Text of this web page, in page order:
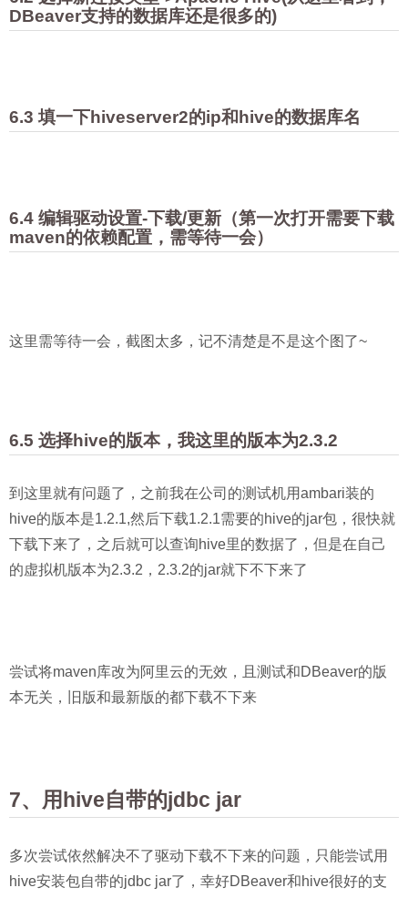
DBeaver支持的数据库还是很多的)
6.3 填一下hiveserver2的ip和hive的数据库名
6.4 编辑驱动设置-下载/更新（第一次打开需要下载
maven的依赖配置，需等待一会）
这里需等待一会，截图太多，记不清楚是不是这个图了~
6.5 选择hive的版本，我这里的版本为2.3.2
到这里就有问题了，之前我在公司的测试机用ambari装的
hive的版本是1.2.1,然后下载1.2.1需要的hive的jar包，很快就
下载下来了，之后就可以查询hive里的数据了，但是在自己
的虚拟机版本为2.3.2，2.3.2的jar就下不下来了
尝试将maven库改为阿里云的无效，且测试和DBeaver的版
本无关，旧版和最新版的都下载不下来
7、用hive自带的jdbc jar
多次尝试依然解决不了驱动下载不下来的问题，只能尝试用
hive安装包自带的jdbc jar了，幸好DBeaver和hive很好的支